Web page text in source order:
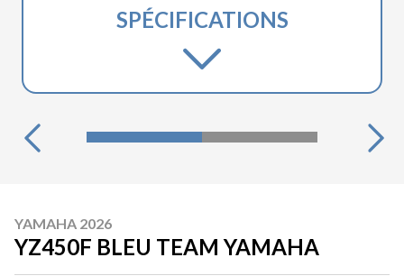
SPÉCIFICATIONS
YAMAHA 2026
YZ450F BLEU TEAM YAMAHA